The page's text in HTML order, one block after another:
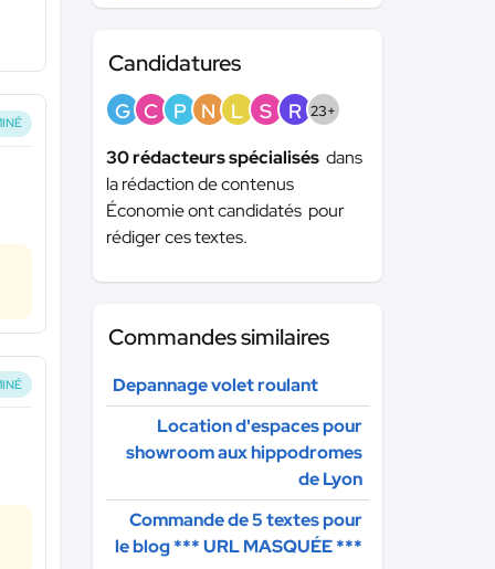
Candidatures
G C P N L S R 23+
30 rédacteurs spécialisés dans
la rédaction de contenus
Économie ont candidatés pour
rédiger ces textes.
Commandes similaires
Depannage volet roulant
Location d'espaces pour
showroom aux hippodromes
de Lyon
Commande de 5 textes pour
le blog*** URL MASQUÉE ***